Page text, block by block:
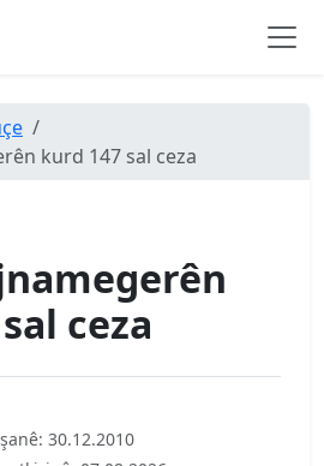
kurd 147 sal ceza
ceza
30.12.2010